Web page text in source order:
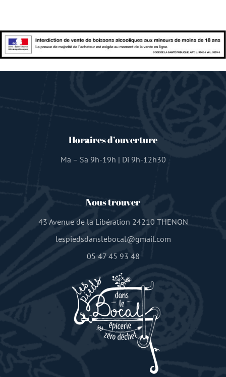
Horaires d’ouverture
Ma – Sa 9h-19h | Di 9h-12h30
Nous trouver
43 Avenue de la Libération 24210 THENON
lespiedsdanslebocal@gmail.com
05 47 45 93 48